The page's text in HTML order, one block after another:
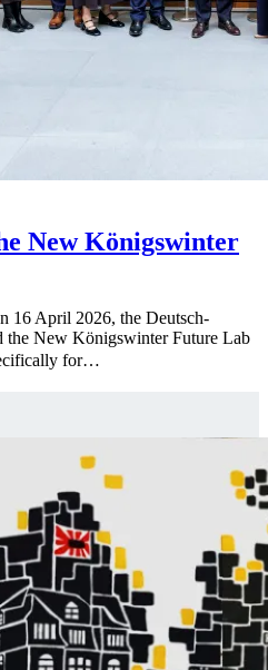
New Königswinter
16 April 2026, the Deutsch-
the New Königswinter Future Lab
for…